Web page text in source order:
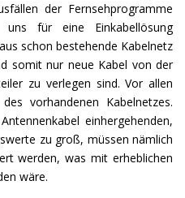
der Fernsehprogramme
für eine Einkabellösung
schon bestehende Kabelnetz
somit nur neue Kabel von der
zu verlegen sind. Vor allen
vorhandenen Kabelnetzes.
einhergehenden,
zu groß, müssen nämlich
werden, was mit erheblichen
wäre.